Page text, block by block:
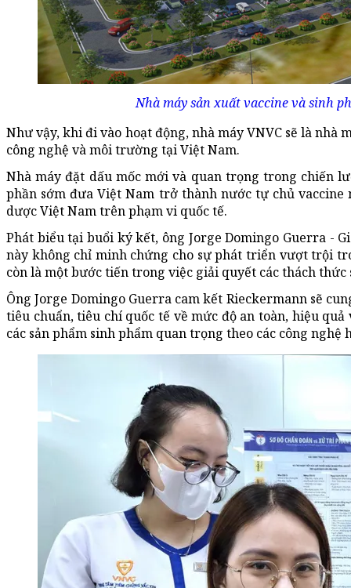
Nhà máy sản xuất vaccine và sinh
Như vậy, khi đi vào hoạt động, nhà máy VNVC sẽ là nhà
công nghệ và môi trường tại Việt Nam.
Nhà máy đặt dấu mốc mới và quan trọng trong chiến
phần sớm đưa Việt Nam trở thành nước tự chủ
dược Việt Nam trên phạm vi quốc tế.
Phát biểu tại buổi ký kết, ông Jorge Domingo Guerra -
này không chỉ minh chứng cho sự phát triển vượt trội
còn là một bước tiến trong việc giải quyết các thách thức
Ông Jorge Domingo Guerra cam kết Rieckermann sẽ
tiêu chuẩn, tiêu chí quốc tế về mức độ an toàn, hiệu
các sản phẩm sinh phẩm quan trọng theo các công